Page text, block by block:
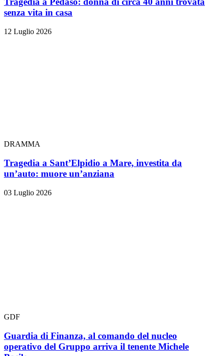
senza vita in casa
12 Luglio 2026
DRAMMA
Tragedia a Sant’Elpidio a Mare, investita da
un’auto: muore un’anziana
03 Luglio 2026
GDF
Guardia di Finanza, al comando del nucleo
operativo del Gruppo arriva il tenente Michele